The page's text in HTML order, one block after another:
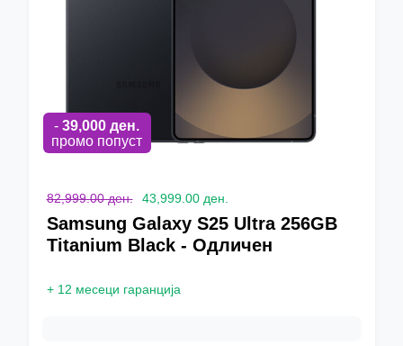
- 39,000 ден.
промо попуст
82,999.00 ден. 43,999.00 ден.
Samsung Galaxy S25 Ultra 256GB
Titanium Black - Одличен
+ 12 месеци гаранција